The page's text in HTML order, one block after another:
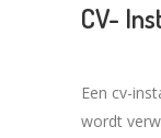
CV-
Een cv-
wordt